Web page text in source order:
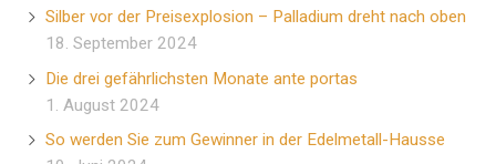
Silber vor der Preisexplosion – Palladium dreht nach oben
18. September 2024
Die drei gefährlichsten Monate ante portas
1. August 2024
So werden Sie zum Gewinner in der Edelmetall-Hausse